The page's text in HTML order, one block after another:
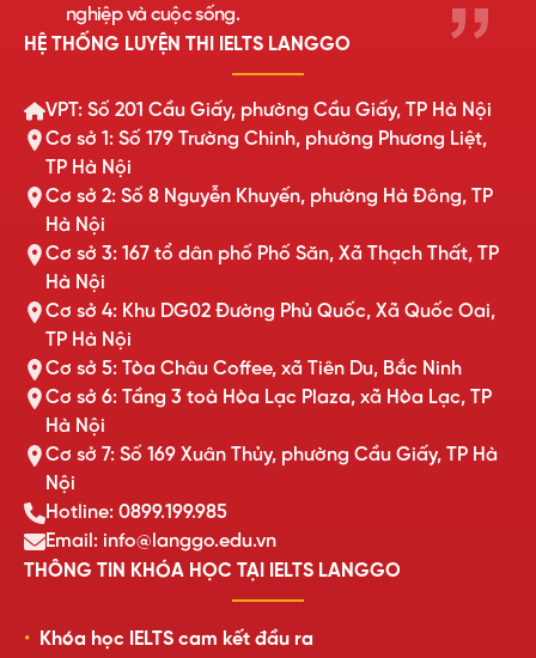
nghiệp và cuộc sống.
HỆ THỐNG LUYỆN THI IELTS LANGGO
VPT: Số 201 Cầu Giấy, phường Cầu Giấy, TP Hà Nội
Cơ sở 1: Số 179 Trường Chinh, phường Phương Liệt,
TP Hà Nội
Cơ sở 2: Số 8 Nguyễn Khuyến, phường Hà Đông, TP
Hà Nội
Cơ sở 3: 167 tổ dân phố Phố Săn, Xã Thạch Thất, TP
Hà Nội
Cơ sở 4: Khu DG02 Đường Phủ Quốc, Xã Quốc Oai,
TP Hà Nội
Cơ sở 5: Tòa Châu Coffee, xã Tiên Du, Bắc Ninh
Cơ sở 6: Tầng 3 toà Hòa Lạc Plaza, xã Hòa Lạc, TP
Hà Nội
Cơ sở 7: Số 169 Xuân Thủy, phường Cầu Giấy, TP Hà
Nội
Hotline: 0899.199.985
Email: info@langgo.edu.vn
THÔNG TIN KHÓA HỌC TẠI IELTS LANGGO
Khóa học IELTS cam kết đầu ra